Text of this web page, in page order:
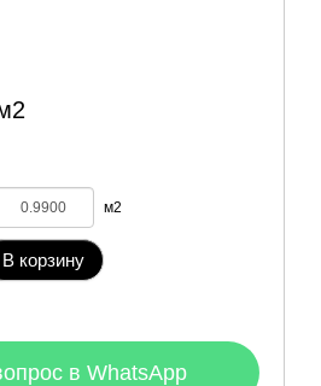
м2
В корзину
в WhatsApp